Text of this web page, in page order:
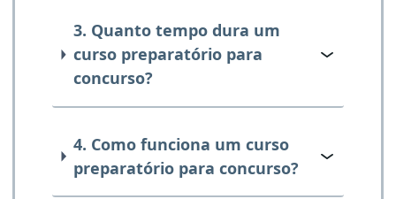
3. Quanto tempo dura um
curso preparatório para
concurso?
4. Como funciona um curso
preparatório para concurso?